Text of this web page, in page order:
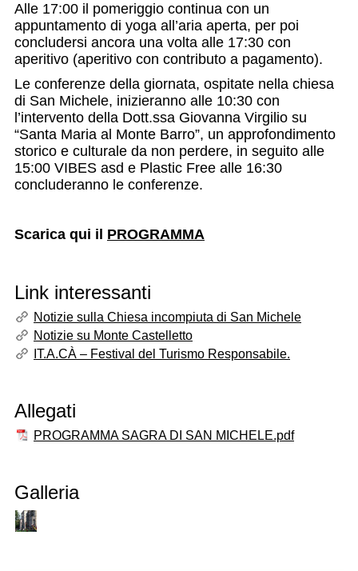
Alle 17:00 il pomeriggio continua con un
appuntamento di yoga all’aria aperta, per poi
concludersi ancora una volta alle 17:30 con
aperitivo (aperitivo con contributo a pagamento).
Le conferenze della giornata, ospitate nella chiesa
di San Michele, inizieranno alle 10:30 con
l’intervento della Dott.ssa Giovanna Virgilio su
“Santa Maria al Monte Barro”, un approfondimento
storico e culturale da non perdere, in seguito alle
15:00 VIBES asd e Plastic Free alle 16:30
concluderanno le conferenze.
Scarica qui il PROGRAMMA
Link interessanti
Notizie sulla Chiesa incompiuta di San Michele
Notizie su Monte Castelletto
IT.A.CÀ – Festival del Turismo Responsabile.
Allegati
PROGRAMMA SAGRA DI SAN MICHELE.pdf
Galleria